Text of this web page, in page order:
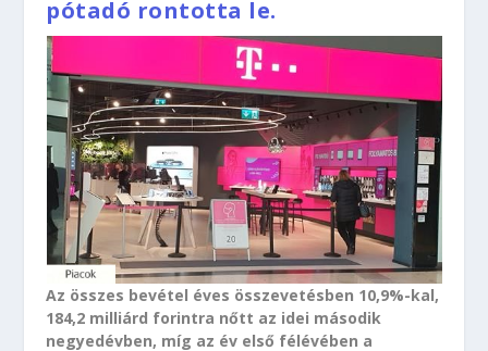
pótadó rontotta le.
Az összes bevétel éves összevetésben 10,9%-kal,
184,2 milliárd forintra nőtt az idei második
negyedévben, míg az év első félévében a